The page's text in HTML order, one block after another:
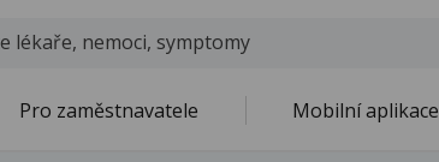
Pro zaměstnavatele Mobilní aplikace